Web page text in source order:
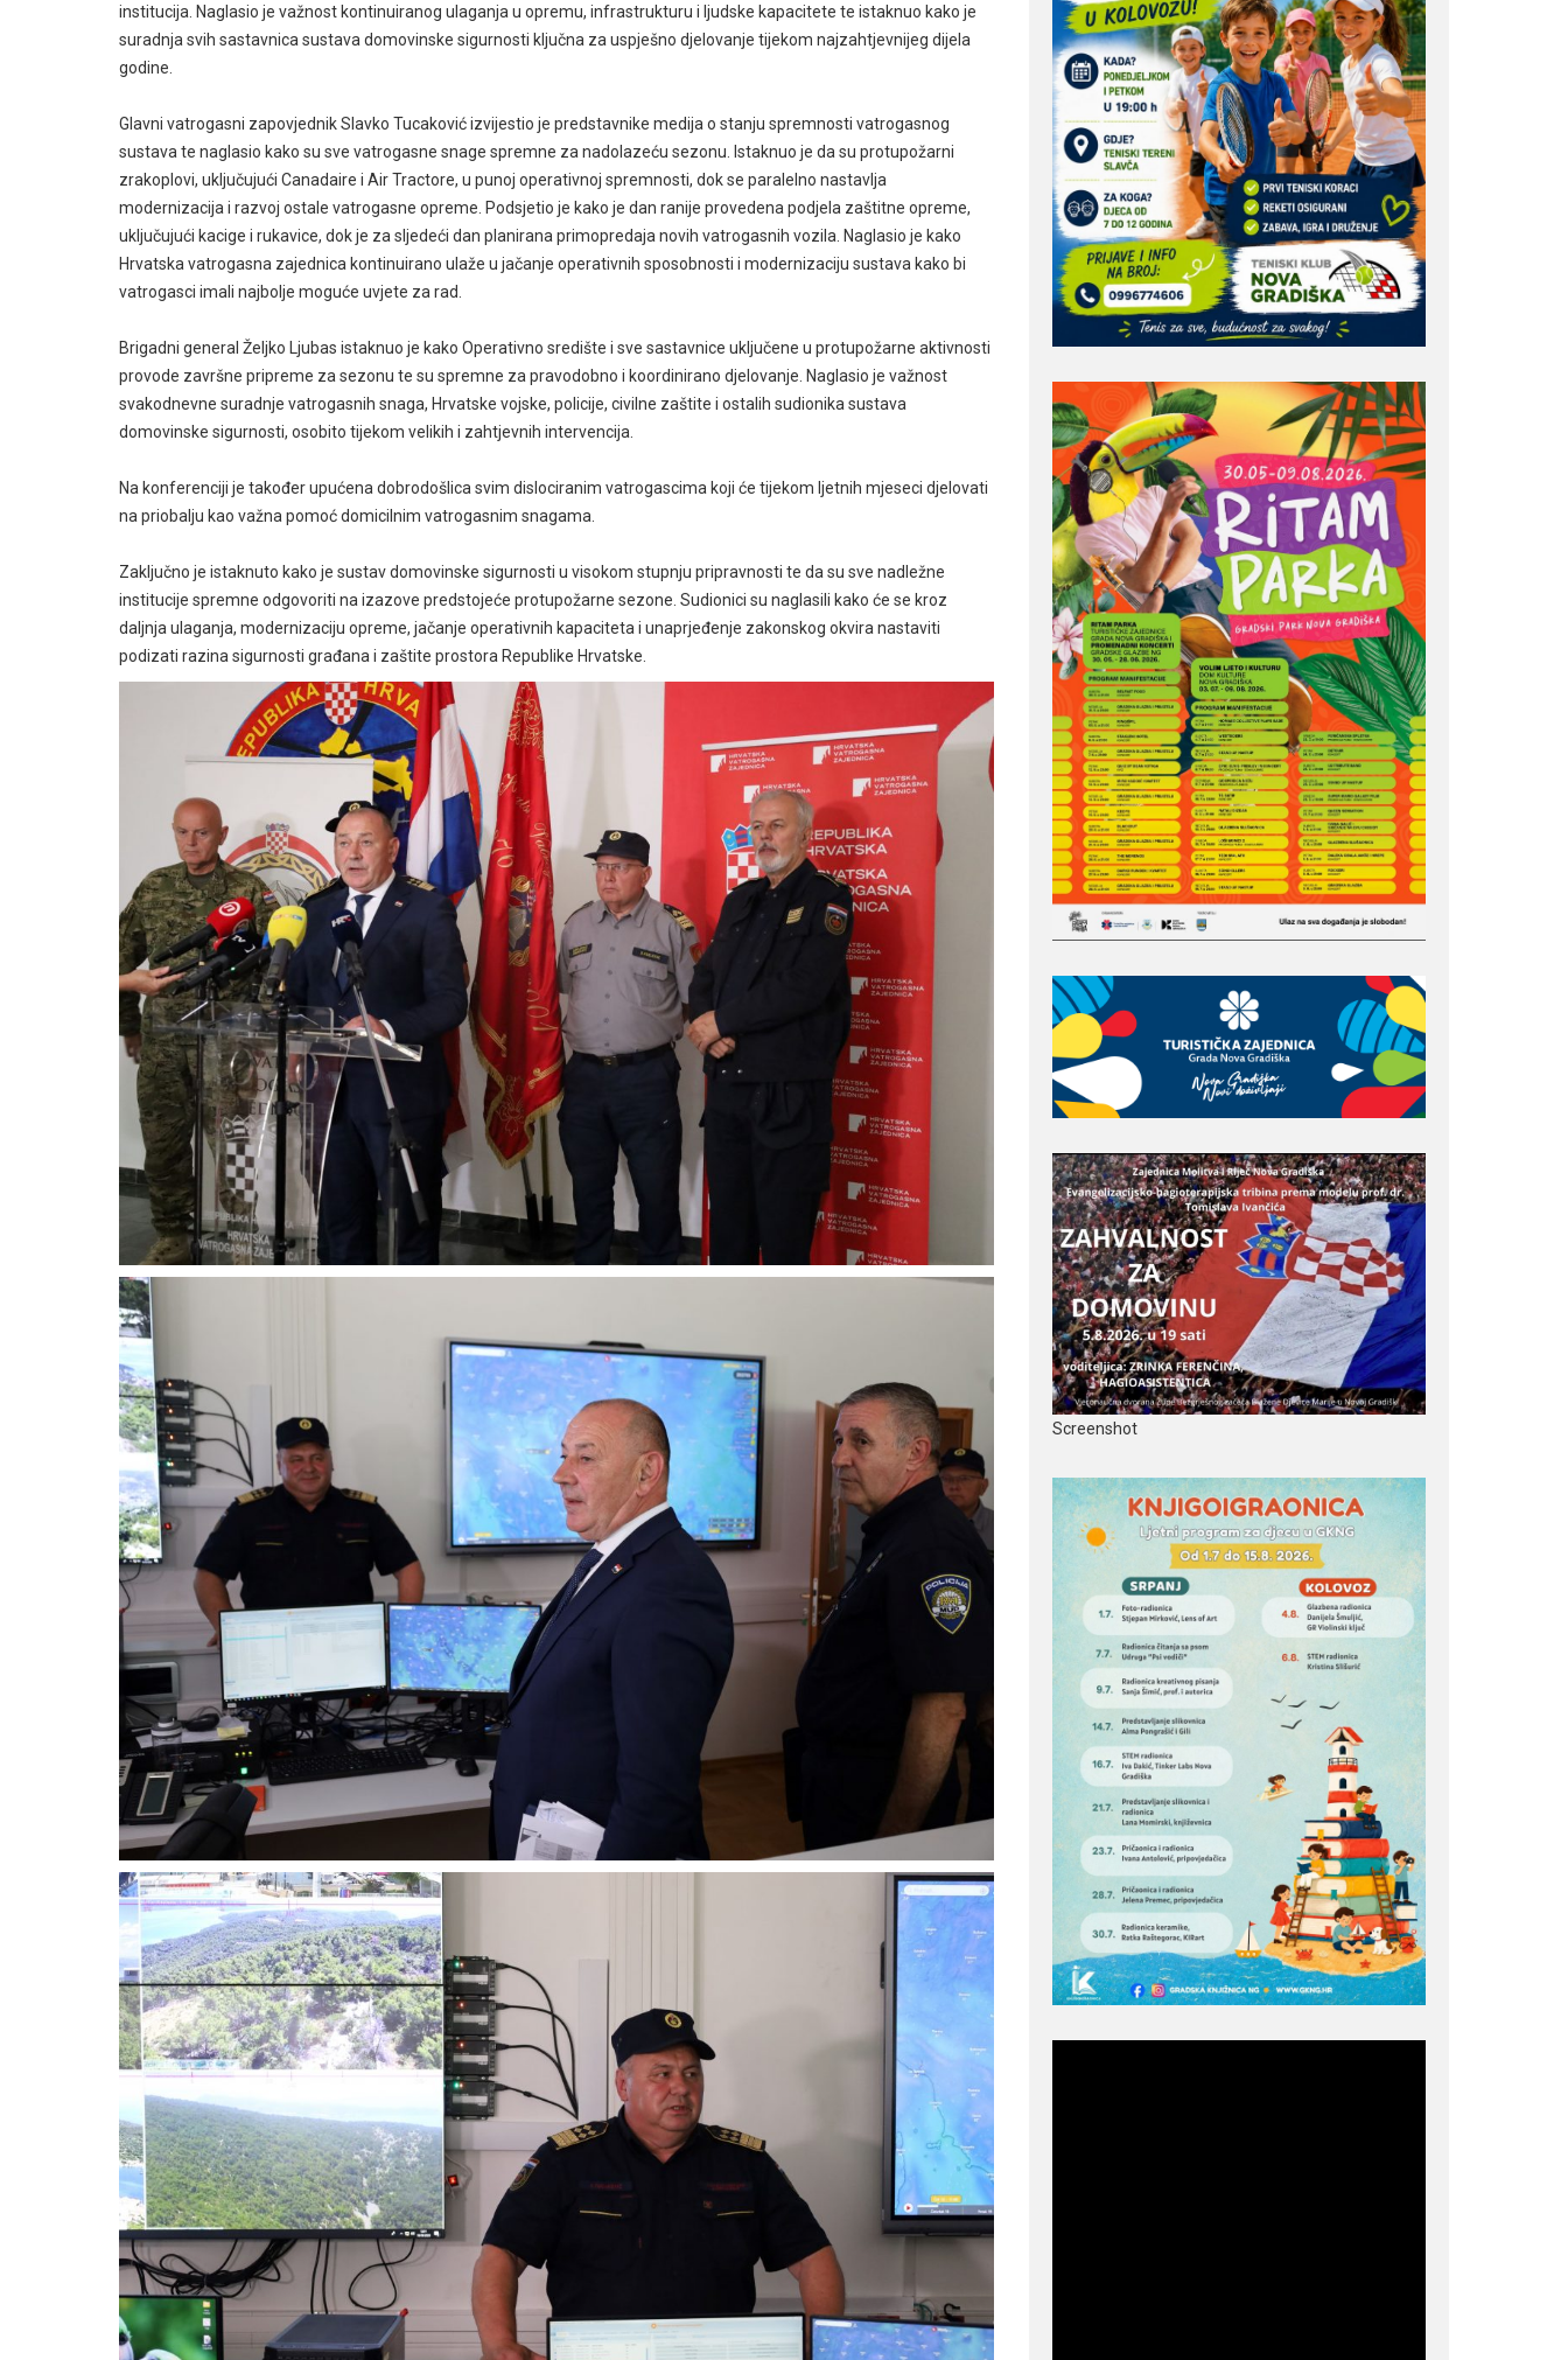
institucija. Naglasio je važnost kontinuiranog ulaganja u opremu, infrastrukturu i ljudske kapacitete te istaknuo kako je
suradnja svih sastavnica sustava domovinske sigurnosti ključna za uspješno djelovanje tijekom najzahtjevnijeg dijela
godine.
Glavni vatrogasni zapovjednik Slavko Tucaković izvijestio je predstavnike medija o stanju spremnosti vatrogasnog
sustava te naglasio kako su sve vatrogasne snage spremne za nadolazeću sezonu. Istaknuo je da su protupožarni
zrakoplovi, uključujući Canadaire i Air Tractore, u punoj operativnoj spremnosti, dok se paralelno nastavlja
modernizacija i razvoj ostale vatrogasne opreme. Podsjetio je kako je dan ranije provedena podjela zaštitne opreme,
uključujući kacige i rukavice, dok je za sljedeći dan planirana primopredaja novih vatrogasnih vozila. Naglasio je kako
Hrvatska vatrogasna zajednica kontinuirano ulaže u jačanje operativnih sposobnosti i modernizaciju sustava kako bi
vatrogasci imali najbolje moguće uvjete za rad.
Brigadni general Željko Ljubas istaknuo je kako Operativno središte i sve sastavnice uključene u protupožarne aktivnosti
provode završne pripreme za sezonu te su spremne za pravodobno i koordinirano djelovanje. Naglasio je važnost
svakodnevne suradnje vatrogasnih snaga, Hrvatske vojske, policije, civilne zaštite i ostalih sudionika sustava
domovinske sigurnosti, osobito tijekom velikih i zahtjevnih intervencija.
Na konferenciji je također upućena dobrodošlica svim dislociranim vatrogascima koji će tijekom ljetnih mjeseci djelovati
na priobalju kao važna pomoć domicilnim vatrogasnim snagama.
Zaključno je istaknuto kako je sustav domovinske sigurnosti u visokom stupnju pripravnosti te da su sve nadležne
institucije spremne odgovoriti na izazove predstojeće protupožarne sezone. Sudionici su naglasili kako će se kroz
daljnja ulaganja, modernizaciju opreme, jačanje operativnih kapaciteta i unaprjeđenje zakonskog okvira nastaviti
podizati razina sigurnosti građana i zaštite prostora Republike Hrvatske.
Screenshot